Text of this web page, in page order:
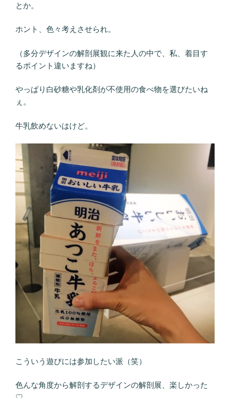
とか。
ホント、色々考えさせられ。
（多分デザインの解剖展観に来た人の中で、私、着目す
るポイント違いますね）
やっぱり白砂糖や乳化剤が不使用の食べ物を選びたいね
ぇ。
牛乳飲めないはけど。
こういう遊びには参加したい派（笑）
色んな角度から解剖するデザインの解剖展、楽しかった